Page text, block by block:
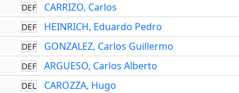
DEF CARRIZO, Carlos
DEF HEINRICH, Eduardo Pedro
DEF GONZALEZ, Carlos Guillermo
DEF ARGUESO, Carlos Alberto
DEL CAROZZA, Hugo